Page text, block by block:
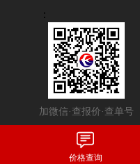
：
加微信·查报价·查单号
价格查询